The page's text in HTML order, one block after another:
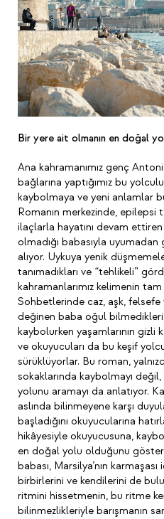
Bir yere ait olmanın en doğal
Ana kahramanımız genç
bağlarına yaptığımız bu
kaybolmaya ve yeni anlamlar
Romanın merkezinde, epilepsi
ilaçlarla hayatını devam
olmadığı babasıyla
alıyor. Uykuya yenik
tanımadıkları ve “tehlikeli”
kahramanlarımız kelimenin
Sohbetlerinde caz, aşk, felsefe
değinen baba oğul bilmedikleri
kaybolurken yaşamlarının gizli
ve okuyucuları da bu keşif
sürüklüyorlar. Bu roman,
sokaklarında kaybolmayı
yolunu aramayı da anlatıyor.
aslında bilinmeyene karşı
başladığını okuyucularına
hikâyesiyle okuyucusuna,
en doğal yolu olduğunu
babası, Marsilya’nın
birbirlerini ve kendilerini de
ritmini hissetmenin, bu ritme
bilinmezlikleriyle barışmanın